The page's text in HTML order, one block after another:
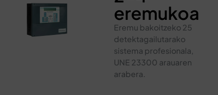
eremukoa
Eremu bakoitzeko 25
detektagailutarako
sistema profesionala,
UNE 23300 arauaren
arabera.